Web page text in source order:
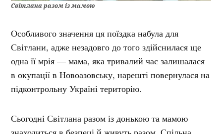
Світлана разом із мамою
Особливого значення ця поїздка набула для
Світлани, адже незадовго до того здійснилася ще
одна її мрія — мама, яка тривалий час залишалася
в окупації в Новоазовську, нарешті повернулася на
підконтрольну Україні територію.
Сьогодні Світлана разом із донькою та мамою